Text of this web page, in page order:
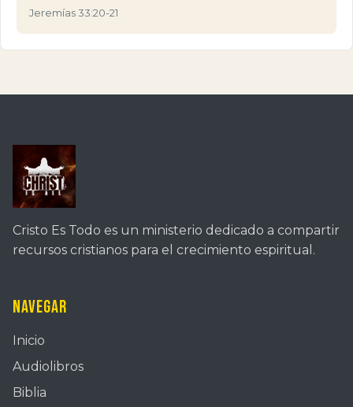
Jeremías 33:20-21
Cristo Es Todo es un ministerio dedicado a compartir
recursos cristianos para el crecimiento espiritual.
Navegar
Inicio
Audiolibros
Biblia